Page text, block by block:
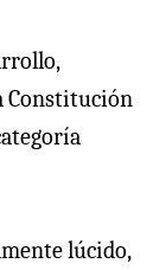
Constitución
lúcido,